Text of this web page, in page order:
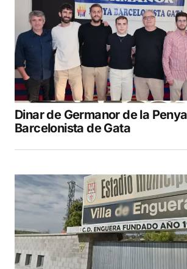
Dinar de Germanor de la Penya
Barcelonista de Gata